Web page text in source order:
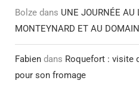
Bolze dans UNE JOURNÉE AU
MONTEYNARD ET AU
Fabien dans Roquefort : visite
pour son fromage